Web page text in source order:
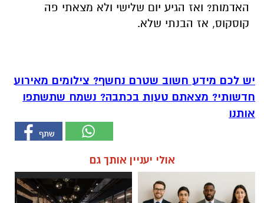
האדמות? ואז הגיע יום שלישי ולא מצאתי פה
קוסקוס, אז הבנתי שלא.
יש לכם מידע חשוב שטרם נחשף? צילומים מאירוע
חדשותי? מצאתם טעות בכתבה? נשמח שתשתפו
אותנו
אולי יעניין אותך גם